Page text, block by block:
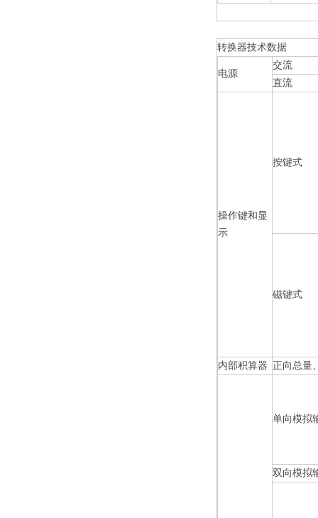
转换器技术数据
电源
交流
直流
操作键和显
示
按键式
磁键式
内部积算器 正向总量
单向模拟
双向模拟